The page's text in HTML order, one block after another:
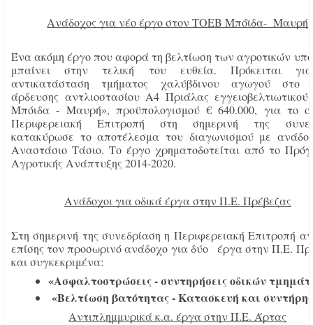
Ανάδοχος για νέο έργο στον ΤΟΕΒ Μπόϊδα- Μαυρή
Ένα ακόμη έργο που αφορά τη βελτίωση των αγροτικών
μπαίνει στην τελική του ευθεία. Πρόκειται
αντικατάσταση τμήματος χαλύβδινου αγωγού στο
άρδευσης αντλιοστασίου Α4 Πριάλας
Μπόιδα - Μαυρή», προϋπολογισμού € 640.000, για το
Περιφερειακή Επιτροπή στη σημερινή της
κατακύρωσε το αποτέλεσμα του διαγωνισμού με
Αναστάσιο Τάσιο. Το έργο χρηματοδοτείται από το
Αγροτικής Ανάπτυξης 2014-2020.
Ανάδοχοι για οδικά έργα στην Π.Ε. Πρέβεζας
Στη σημερινή της συνεδρίαση η Περιφερειακή Επιτροπή
επίσης τον προσωρινό ανάδοχο για δύο έργα στην Π.Ε.
και συγκεκριμένα:
«Ασφαλτοστρώσεις - συντηρήσεις οδικών
«Βελτίωση βατότητας - Κατασκευή και
Αντιπλημμυρικά κ.α. έργα στην Π.Ε. Άρτας